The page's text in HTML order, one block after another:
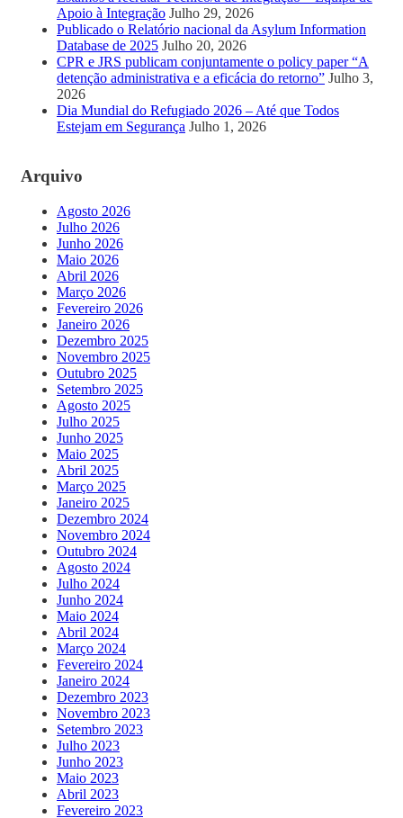
Apoio à Integração Julho 29, 2026
Publicado o Relatório nacional da Asylum Information
Database de 2025 Julho 20, 2026
CPR e JRS publicam conjuntamente o policy paper “A
detenção administrativa e a eficácia do retorno” Julho 3,
2026
Dia Mundial do Refugiado 2026 – Até que Todos
Estejam em Segurança Julho 1, 2026
Arquivo
Agosto 2026
Julho 2026
Junho 2026
Maio 2026
Abril 2026
Março 2026
Fevereiro 2026
Janeiro 2026
Dezembro 2025
Novembro 2025
Outubro 2025
Setembro 2025
Agosto 2025
Julho 2025
Junho 2025
Maio 2025
Abril 2025
Março 2025
Janeiro 2025
Dezembro 2024
Novembro 2024
Outubro 2024
Agosto 2024
Julho 2024
Junho 2024
Maio 2024
Abril 2024
Março 2024
Fevereiro 2024
Janeiro 2024
Dezembro 2023
Novembro 2023
Setembro 2023
Julho 2023
Junho 2023
Maio 2023
Abril 2023
Fevereiro 2023